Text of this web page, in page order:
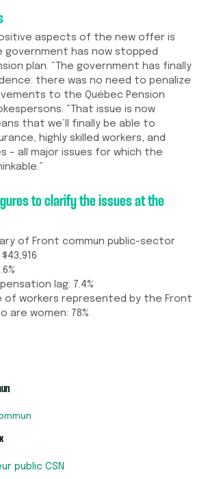
aspects of the new offer is
has now stopped
plan. “The government has finally
there was no need to penalize
to the Québec Pension
“That issue is now
that we’ll finally be able to
highly skilled workers, and
– all major issues for which the
to clarify the issues at the
of Front commun public-sector
lag: 7.4%
of workers represented by the Front
are women: 78%
public CSN